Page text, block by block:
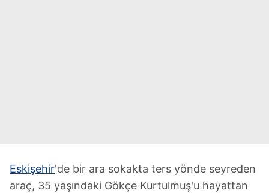
Eskişehir'de bir ara sokakta ters yönde seyreden
araç, 35 yaşındaki Gökçe Kurtulmuş'u hayattan